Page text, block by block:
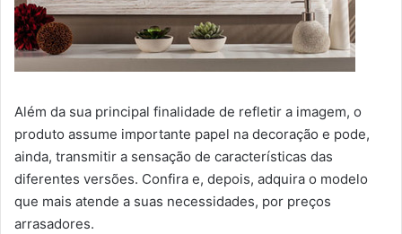
Além da sua principal finalidade de refletir a imagem, o
produto assume importante papel na decoração e pode,
ainda, transmitir a sensação de características das
diferentes versões. Confira e, depois, adquira o modelo
que mais atende a suas necessidades, por preços
arrasadores.